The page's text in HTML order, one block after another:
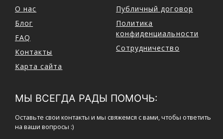
О нас
Блог
FAQ
Контакты
Карта сайта
Публичный договор
Политика
конфиденциальности
Сотрудничество
МЫ ВСЕГДА РАДЫ ПОМОЧЬ:
Оставьте свои контакты и мы свяжемся с вами, чтобы ответить
на ваши вопросы :)